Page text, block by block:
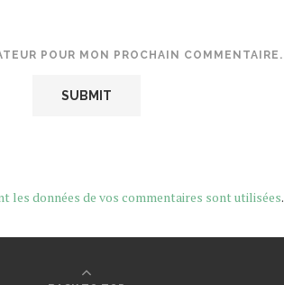
POUR MON PROCHAIN COMMENTAIRE.
les données de vos commentaires sont utilisées.